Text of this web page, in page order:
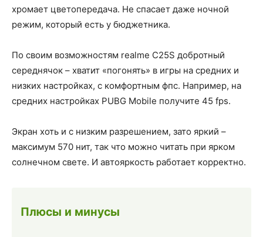
хромает цветопередача. Не спасает даже ночной
режим, который есть у бюджетника.
По своим возможностям realme C25S добротный
середнячок – хватит «погонять» в игры на средних и
низких настройках, с комфортным фпс. Например, на
средних настройках PUBG Mobile получите 45 fps.
Экран хоть и с низким разрешением, зато яркий –
максимум 570 нит, так что можно читать при ярком
солнечном свете. И автояркость работает корректно.
Плюсы и минусы